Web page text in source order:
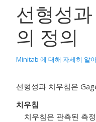
선형성
의 정의
Minitab 에 대해 자세히 알
선형성과 치우침은
치우침
치우침은 관측된 측